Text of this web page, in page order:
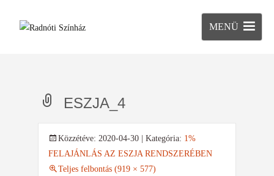
MENÜ
ESZJA_4
Közzétéve: 2020-04-30 | Kategória: 1%
FELAJÁNLÁS AZ ESZJA RENDSZERÉBEN
Teljes felbontás (919 × 577)